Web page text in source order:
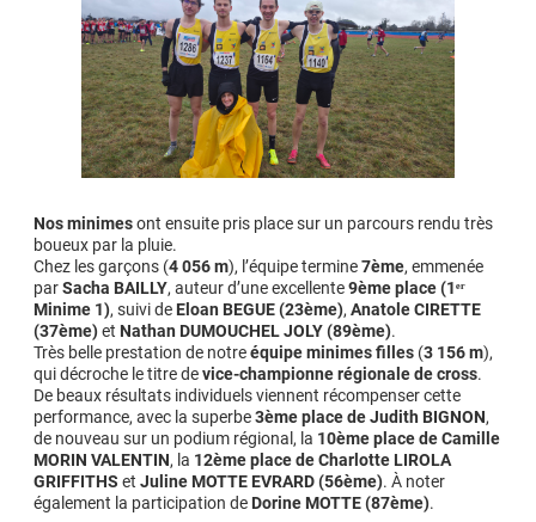
Nos minimesont ensuite pris place sur un parcours rendu très
boueux par la pluie.
Chez les garçons (4 056 m), l’équipe termine7ème, emmenée
parSacha BAILLY, auteur d’une excellente9ème place (1ᵉʳ
Minime 1), suivi de Eloan BEGUE (23ème), Anatole CIRETTE
(37ème)et Nathan DUMOUCHEL JOLY (89ème).
Très belle prestation de notreéquipe minimes filles (3 156 m),
qui décroche le titre device-championne régionale de cross.
De beaux résultats individuels viennent récompenser cette
performance, avec la superbe3ème place de Judith BIGNON,
de nouveau sur un podium régional, la 10ème place de Camille
MORIN VALENTIN, la 12ème place de Charlotte LIROLA
GRIFFITHS et Juline MOTTE EVRARD (56ème). À noter
également la participation de Dorine MOTTE (87ème).